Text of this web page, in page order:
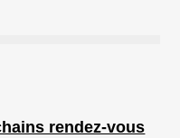
rendez-vous